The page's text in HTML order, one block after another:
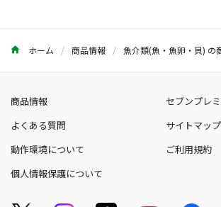
ホーム 商品情報 魚介類(魚・魚卵・貝) の
商品情報
セブンプレ
よくある質問
サイトマップ
動作環境について
ご利用規約
個人情報保護について